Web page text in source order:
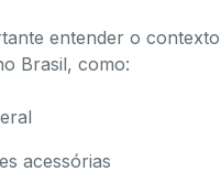
entender o
Brasil, como:
acessórias